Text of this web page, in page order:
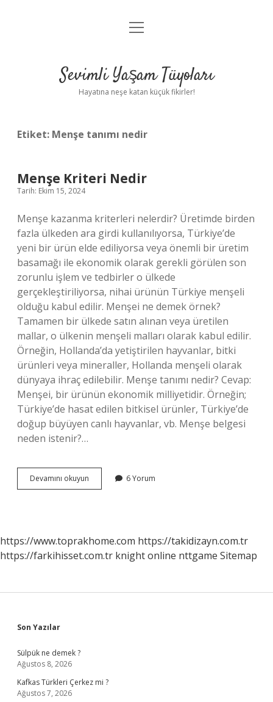
Anasayfa
Yasal Uyarı
menüyü
Sevimli Yaşam Tüyoları
Hayatına neşe katan küçük fikirler!
Etiket: Menşe tanımı nedir
Menşe Kriteri Nedir
Tarih: Ekim 15, 2024
Menşe kazanma kriterleri nelerdir? Üretimde birden
fazla ülkeden ara girdi kullanılıyorsa, Türkiye’de
yeni bir ürün elde ediliyorsa veya önemli bir üretim
basamağı ile ekonomik olarak gerekli görülen son
zorunlu işlem ve tedbirler o ülkede
gerçekleştiriliyorsa, nihai ürünün Türkiye menşeli
olduğu kabul edilir. Menşei ne demek örnek?
Tamamen bir ülkede satın alınan veya üretilen
mallar, o ülkenin menşeli malları olarak kabul edilir.
Örneğin, Hollanda’da yetiştirilen hayvanlar, bitki
ürünleri veya mineraller, Hollanda menşeli olarak
dünyaya ihraç edilebilir. Menşe tanımı nedir? Cevap:
Menşei, bir ürünün ekonomik milliyetidir. Örneğin;
Türkiye’de hasat edilen bitkisel ürünler, Türkiye’de
doğup büyüyen canlı hayvanlar, vb. Menşe belgesi
neden istenir?…
Devamını okuyun
Kriteri
6 Yorum
https://www.toprakhome.com https://takidizayn.com.tr
https://farkihisset.com.tr knight online nttgame Sitemap
Sidebar
Son Yazılar
Sülpük ne demek ?
Ağustos 8, 2026
Kafkas Türkleri Çerkez mi ?
Ağustos 7, 2026